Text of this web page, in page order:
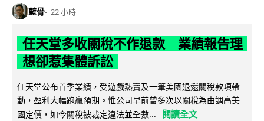
藍骨 22 小時
任天堂多收關稅不作退款 業績報告理
想卻惹集體訴訟
任天堂公布首季業績，受遊戲熱賣及一筆美國退還關稅款項帶
動，盈利大幅跑贏預期。惟公司早前曾多次以關稅為由調高美
國定價，如今關稅被裁定違法並全數...
閱讀全文